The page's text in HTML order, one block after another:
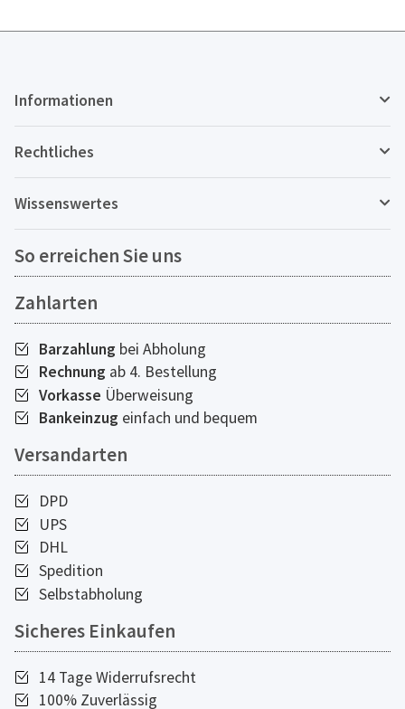
Informationen
Rechtliches
Wissenswertes
So erreichen Sie uns
Zahlarten
Barzahlung bei Abholung
Rechnung ab 4. Bestellung
Vorkasse Überweisung
Bankeinzug einfach und bequem
Versandarten
DPD
UPS
DHL
Spedition
Selbstabholung
Sicheres Einkaufen
14 Tage Widerrufsrecht
100% Zuverlässig